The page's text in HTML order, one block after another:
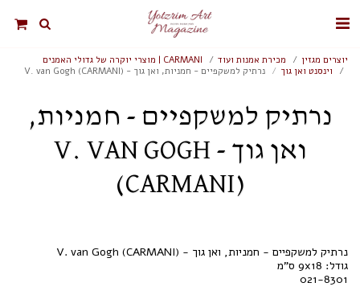
יוצרים מגזין מכירת אמנות ועוד
CARMANI | מוצרי יוקרה של גדולי האמנים
וינסנט ואן גוך
נרתיק למשקפיים - חמניות, ואן גוך - V. van Gogh (CARMANI)
נרתיק למשקפיים - חמניות,
ואן גוך - V. VAN GOGH
(CARMANI)
021-8301